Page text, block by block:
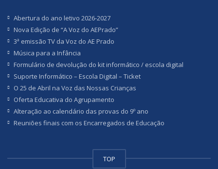
Abertura do ano letivo 2026-2027
Nova Edição de “A Voz do AEPrado”
3ª emissão TV da Voz do AE Prado
Música para a Infância
Formulário de devolução do kit informático / escola digital
Suporte Informático – Escola Digital – Ticket
O 25 de Abril na Voz das Nossas Crianças
Oferta Educativa do Agrupamento
Alteração ao calendário das provas do 9º ano
Reuniões finais com os Encarregados de Educação
TOP